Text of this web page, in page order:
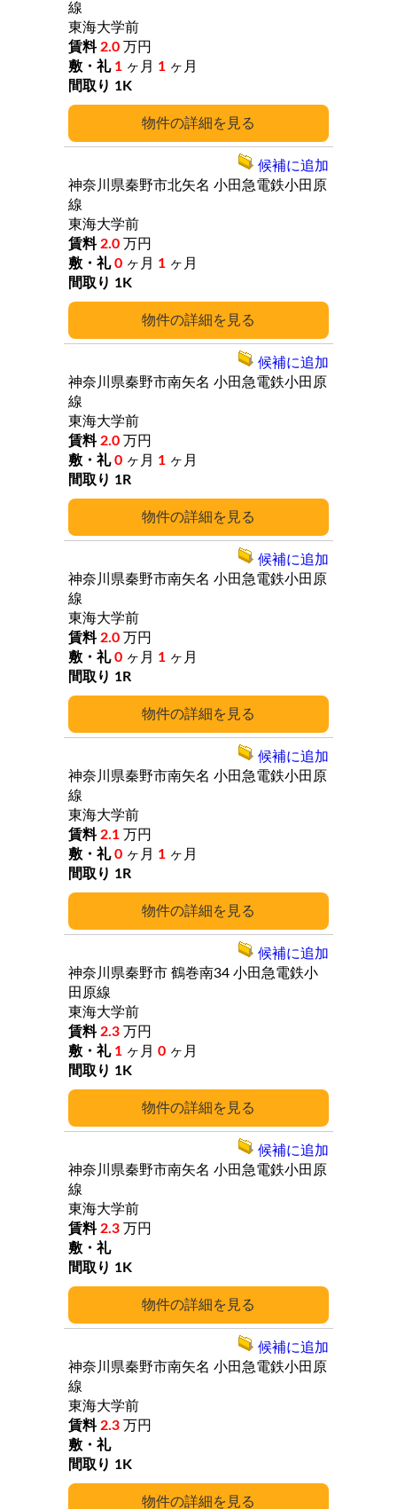
詳細
線
東海大学前
2.0 万円
1 ヶ月 1 ヶ月
1K
詳細
神奈川県秦野市北矢名 小田急電鉄小田原
線
東海大学前
2.0 万円
0 ヶ月 1 ヶ月
1K
候補に追加
詳細
神奈川県秦野市南矢名 小田急電鉄小田原
線
東海大学前
2.0 万円
0 ヶ月 1 ヶ月
1R
候補に追加
詳細
神奈川県秦野市南矢名 小田急電鉄小田原
線
東海大学前
2.0 万円
0 ヶ月 1 ヶ月
1R
候補に追加
詳細
神奈川県秦野市南矢名 小田急電鉄小田原
線
東海大学前
2.1 万円
0 ヶ月 1 ヶ月
1R
候補に追加
詳細
神奈川県秦野市 鶴巻南34 小田急電鉄小
田原線
東海大学前
2.3 万円
1 ヶ月 0 ヶ月
1K
候補に追加
詳細
神奈川県秦野市南矢名 小田急電鉄小田原
線
東海大学前
2.3 万円
1K
候補に追加
詳細
神奈川県秦野市南矢名 小田急電鉄小田原
線
東海大学前
2.3 万円
1K
候補に追加